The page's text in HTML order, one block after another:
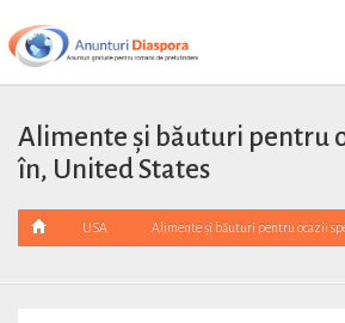
Alimente și băuturi pentru
în, United States
USA Alimente și băuturi pentru ocazii